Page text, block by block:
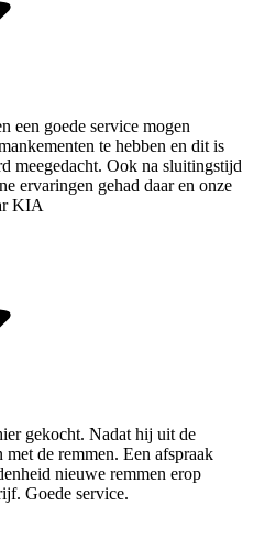
een goede service mogen
te hebben en dit is
meegedacht. Ook na sluitingstijd
ervaringen gehad daar en onze
KIA
gekocht. Nadat hij uit de
de remmen. Een afspraak
nieuwe remmen erop
Goede service.